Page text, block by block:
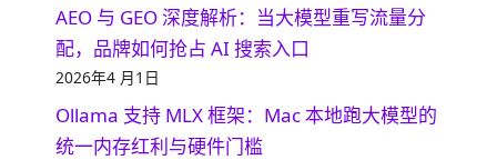
AEO 与 GEO 深度解析：当大模型重写流量分
配，品牌如何抢占 AI 搜索入口
2026年4 月1日
Ollama 支持 MLX 框架：Mac 本地跑大模型的
统一内存红利与硬件门槛